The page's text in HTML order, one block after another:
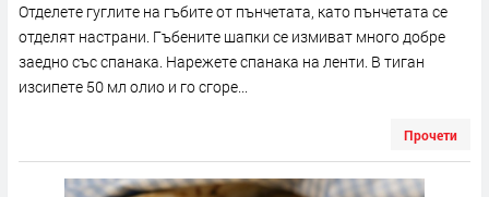
Отделете гуглите на гъбите от пънчетата, като пънчетата се
отделят настрани. Гъбените шапки се измиват много добре
заедно със спанака. Нарежете спанака на ленти. В тиган
изсипете 50 мл олио и го сгоре...
Прочети